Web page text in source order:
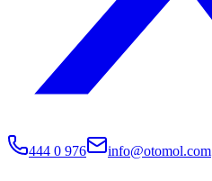
444 0 976 info@otomol.com